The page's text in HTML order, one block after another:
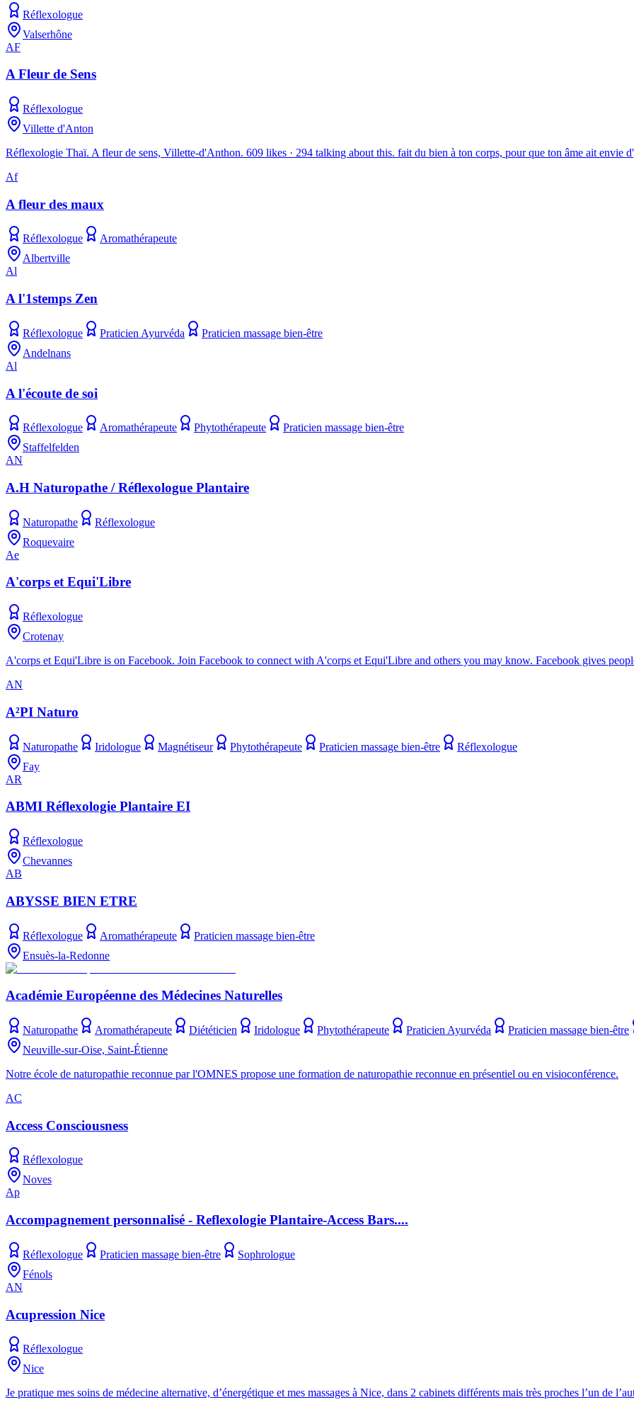
Réflexologue
Valserhône
AF
A Fleur de Sens
Réflexologue
Villette d'Anton
Réflexologie Thaï. A fleur de sens, Villette-d'Anthon. 609 likes · 294 talking about this. fait du bien à ton corps, pour que ton âme ait envie
Af
A fleur des maux
Réflexologue
Aromathérapeute
Albertville
Al
A l'1stemps Zen
Réflexologue Praticien Ayurvéda
Praticien massage bien-être
Andelnans
Al
A l'écoute de soi
Réflexologue Aromathérapeute Phytothérapeute
Praticien massage bien-être
Staffelfelden
AN
A.H Naturopathe / Réflexologue Plantaire
Naturopathe
Réflexologue
Roquevaire
Ae
A'corps et Equi'Libre
Réflexologue
Crotenay
A'corps et Equi'Libre is on Facebook. Join Facebook to connect with A'corps et Equi'Libre and others you may know. Facebook gives
AN
A²PI Naturo
Naturopathe Iridologue Magnétiseur Phytothérapeute Praticien massage bien-être
Réflexologue
Fay
AR
ABMI Réflexologie Plantaire EI
Réflexologue
Chevannes
AB
ABYSSE BIEN ETRE
Réflexologue Aromathérapeute
Praticien massage bien-être
Ensuès-la-Redonne
Académie Européenne des Médecines Naturelles
Naturopathe Aromathérapeute Diététicien Iridologue Phytothérapeute Praticien Ayurvéda
Praticien massage bien-être
Neuville-sur-Oise, Saint-Étienne
Notre école de naturopathie reconnue par l'OMNES propose une formation de naturopathie reconnue en présentiel ou en visioconférence.
AC
Access Consciousness
Réflexologue
Noves
Ap
Accompagnement personnalisé - Reflexologie Plantaire-Access Bars....
Réflexologue Praticien massage bien-être
Sophrologue
Fénols
AN
Acupression Nice
Réflexologue
Nice
Je pratique mes soins de médecine alternative, d’énergétique et mes massages à Nice, dans 2 cabinets différents mais très proches l’un de